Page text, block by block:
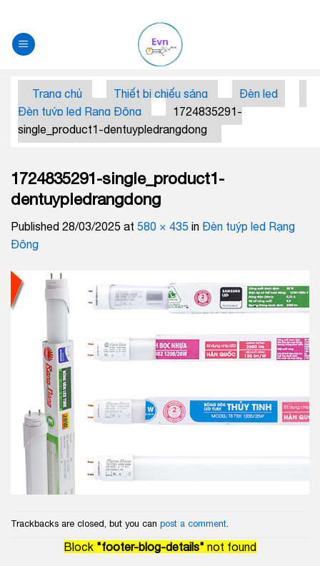
Trang chủ Thiết bị chiếu sáng
Đèn led
Đèn tuýp led Rạng Đông
1724835291-
single_product1-dentuypledrangdong
1724835291-single_product1-
dentuypledrangdong
Published 28/03/2025 at 580 × 435 in Đèn tuýp led Rạng
Đông
Trackbacks are closed, but you can post a comment.
Block "footer-blog-details" not found